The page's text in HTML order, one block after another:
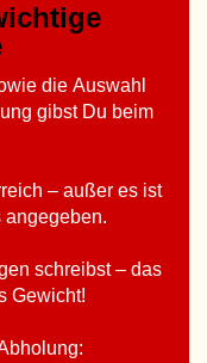
die Auswahl
gibst Du beim
– außer es ist
angegeben.
schreibst – das
Gewicht!